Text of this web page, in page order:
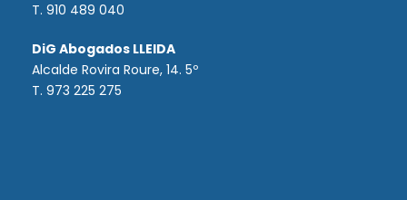
T. 910 489 040
DiG Abogados LLEIDA
Alcalde Rovira Roure, 14. 5º
T. 973 225 275